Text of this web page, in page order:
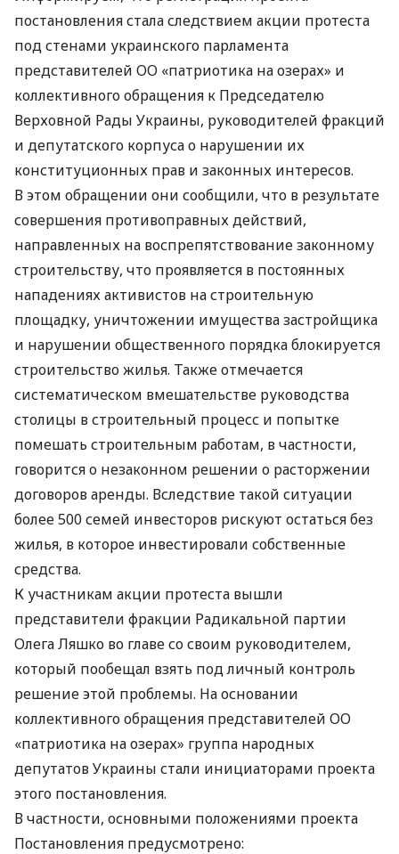
постановления стала следствием акции протеста
под стенами украинского парламента
представителей ОО «патриотика на озерах» и
коллективного обращения к Председателю
Верховной Рады Украины, руководителей фракций
и депутатского корпуса о нарушении их
конституционных прав и законных интересов.
В этом обращении они сообщили, что в результате
совершения противоправных действий,
направленных на воспрепятствование законному
строительству, что проявляется в постоянных
нападениях активистов на строительную
площадку, уничтожении имущества застройщика
и нарушении общественного порядка блокируется
строительство жилья. Также отмечается
систематическом вмешательстве руководства
столицы в строительный процесс и попытке
помешать строительным работам, в частности,
говорится о незаконном решении о расторжении
договоров аренды. Вследствие такой ситуации
более 500 семей инвесторов рискуют остаться без
жилья, в которое инвестировали собственные
средства.
К участникам акции протеста вышли
представители фракции Радикальной партии
Олега Ляшко во главе со своим руководителем,
который пообещал взять под личный контроль
решение этой проблемы. На основании
коллективного обращения представителей ОО
«патриотика на озерах» группа народных
депутатов Украины стали инициаторами проекта
этого постановления.
В частности, основными положениями проекта
Постановления предусмотрено: